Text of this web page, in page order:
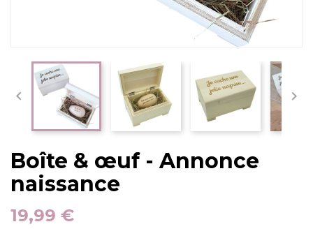
 
Boîte & œuf - Annonce
naissance
19,99 €